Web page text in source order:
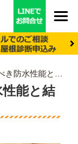
と結露防止の工夫
能と結